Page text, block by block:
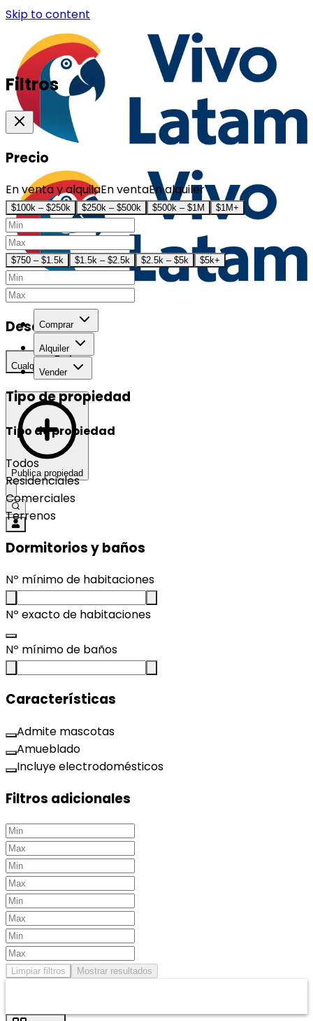
Skip to content
Comprar
Alquiler
Vender
Publica propiedad
Filtros
Precio
En venta y alquilaEn ventaEn alquiler
$100k – $250k $250k – $500k $500k – $1M $1M+
$750 – $1.5k $1.5k – $2.5k $2.5k – $5k $5k+
Desarrollo
Cualquier
Tipo de propiedad
Tipo de propiedad
Todos
Residenciales
Comerciales
Terrenos
Dormitorios y baños
Nº mínimo de habitaciones
Nº exacto de habitaciones
Nº mínimo de baños
Características
Admite mascotas
Amueblado
Incluye electrodomésticos
Filtros adicionales
Limpiar filtros Mostrar resultados